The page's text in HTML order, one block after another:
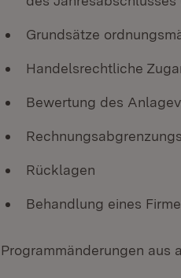
Grundsätze
Handelsrechtliche
Bewertung des
Rücklagen
Behandlung eines
Programmänderungen aus